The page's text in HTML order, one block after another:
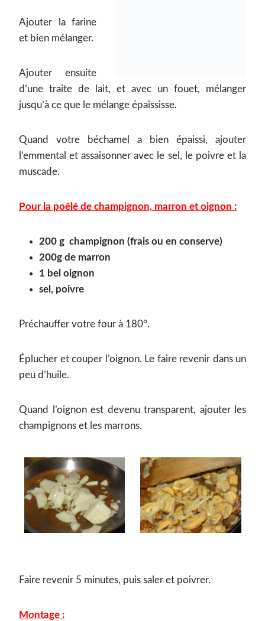
Ajouter la farine
et bien mélanger.
Ajouter ensuite
d’une traite de lait, et avec un fouet, mélanger
jusqu’à ce que le mélange épaississe.
Quand votre béchamel a bien épaissi, ajouter
l’emmental et assaisonner avec le sel, le poivre et la
muscade.
Pour la poêlé de champignon, marron et oignon :
200 g champignon (frais ou en conserve)
200g de marron
1 bel oignon
sel, poivre
Préchauffer votre four à 180°.
Éplucher et couper l’oignon. Le faire revenir dans un
peu d’huile.
Quand l’oignon est devenu transparent, ajouter les
champignons et les marrons.
Faire revenir 5 minutes, puis saler et poivrer.
Montage :